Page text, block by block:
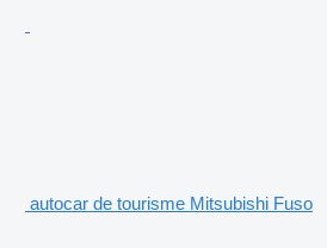
autocar de tourisme Mitsubishi Fuso